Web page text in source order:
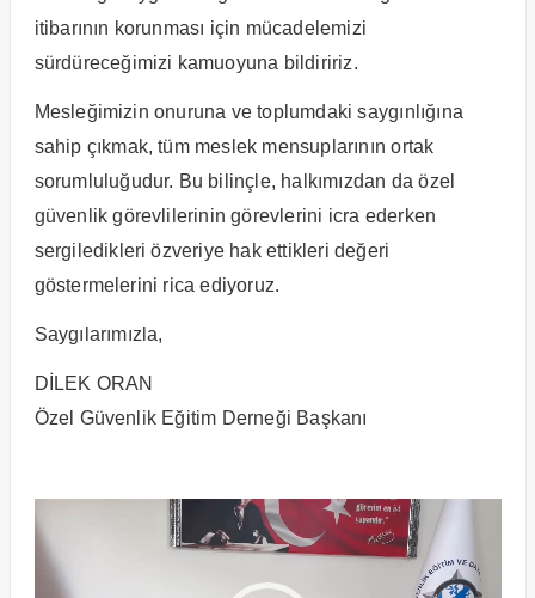
itibarının korunması için mücadelemizi
sürdüreceğimizi kamuoyuna bildiririz.
Mesleğimizin onuruna ve toplumdaki saygınlığına
sahip çıkmak, tüm meslek mensuplarının ortak
sorumluluğudur. Bu bilinçle, halkımızdan da özel
güvenlik görevlilerinin görevlerini icra ederken
sergiledikleri özveriye hak ettikleri değeri
göstermelerini rica ediyoruz.
Saygılarımızla,
DİLEK ORAN
Özel Güvenlik Eğitim Derneği Başkanı
oynatıcı